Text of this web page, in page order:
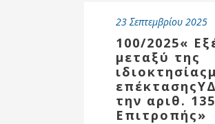
23 Σεπτεμβρίου 2025
100/2025«
μεταξύ της
την αριθ.
Επιτροπής»